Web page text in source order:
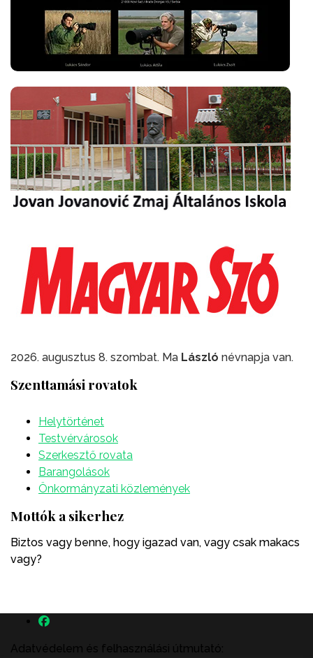
2026. augusztus 8. szombat. Ma László névnapja van.
Szenttamási rovatok
Helytörténet
Testvérvárosok
Szerkesztő rovata
Barangolások
Önkormányzati közlemények
Mottók a sikerhez
Biztos vagy benne, hogy igazad van, vagy csak makacs
vagy?
Adatvédelem és felhasználási útmutató: